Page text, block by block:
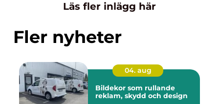
Läs fler inlägg här
Fler nyheter
04. aug
Bildekor som rullande
reklam, skydd och design